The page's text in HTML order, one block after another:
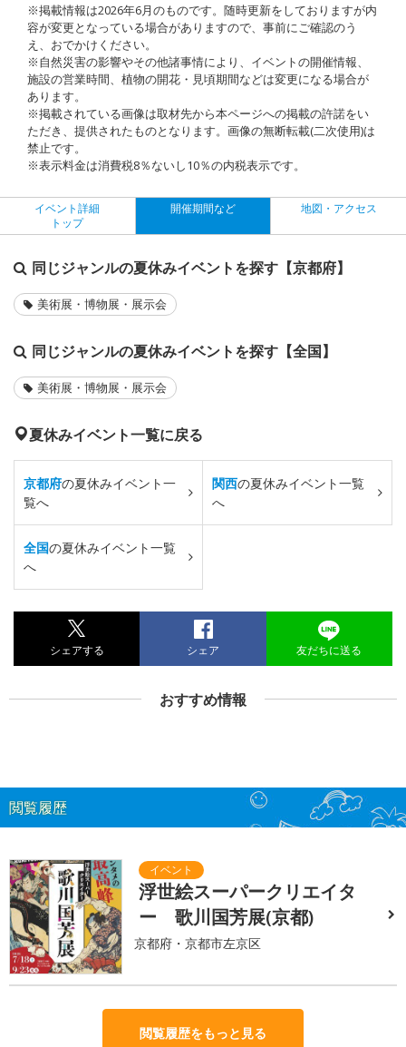
※掲載情報は2026年6月のものです。随時更新をしておりますが内
容が変更となっている場合がありますので、事前にご確認のう
え、おでかけください。
※自然災害の影響やその他諸事情により、イベントの開催情報、
施設の営業時間、植物の開花・見頃期間などは変更になる場合が
あります。
※掲載されている画像は取材先から本ページへの掲載の許諾をい
ただき、提供されたものとなります。画像の無断転載(二次使用)は
禁止です。
※表示料金は消費税8％ないし10％の内税表示です。
イベント詳細
トップ
開催期間など 地図・アクセス
同じジャンルの夏休みイベントを探す【京都府】
美術展・博物展・展示会
同じジャンルの夏休みイベントを探す【全国】
美術展・博物展・展示会
夏休みイベント一覧に戻る
京都府の夏休みイベント一
覧へ
関西の夏休みイベント一覧
へ
全国の夏休みイベント一覧
へ
シェアする シェア 友だちに送る
おすすめ情報
閲覧履歴
浮世絵スーパークリエイタ
ー 歌川国芳展(京都)
京都府・京都市左京区
閲覧履歴をもっと見る